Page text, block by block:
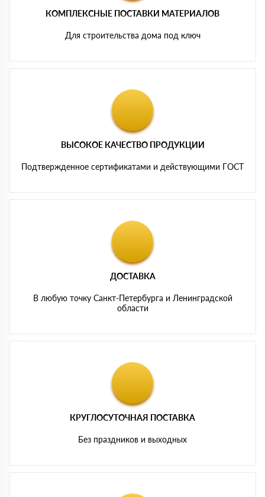
КОМПЛЕКСНЫЕ ПОСТАВКИ МАТЕРИАЛОВ
Для строительства дома под ключ
ВЫСОКОЕ КАЧЕСТВО ПРОДУКЦИИ
Подтвержденное сертификатами и действующими ГОСТ
ДОСТАВКА
В любую точку Санкт-Петербурга и Ленинградской
области
КРУГЛОСУТОЧНАЯ ПОСТАВКА
Без праздников и выходных